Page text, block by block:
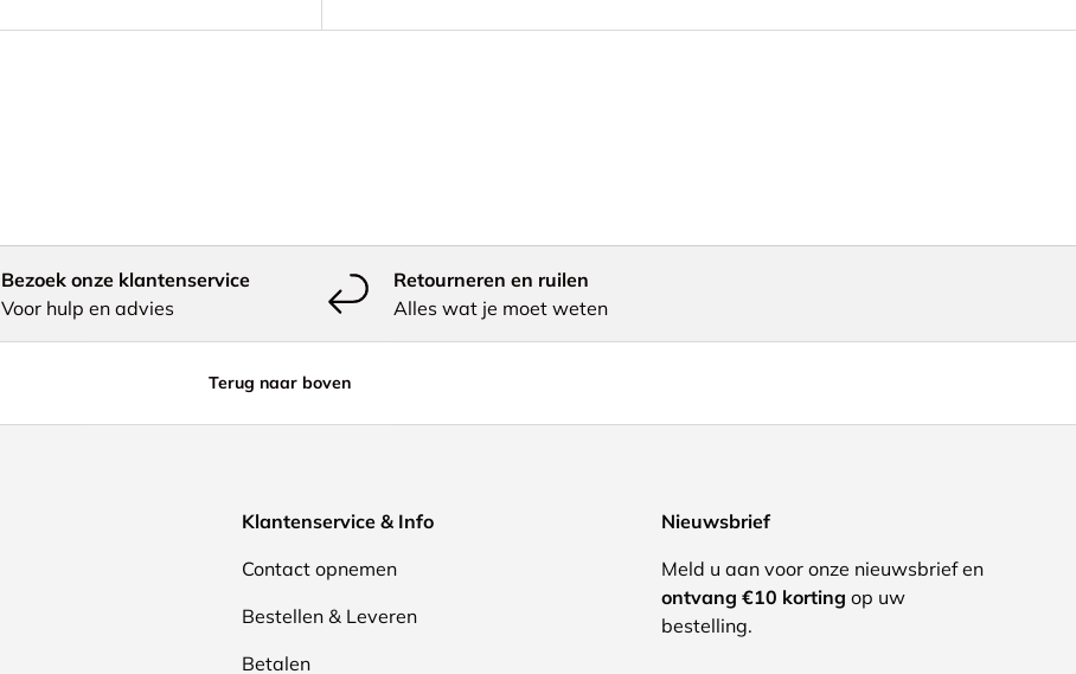
Bezoek onze klantenservice
Voor hulp en advies
Retourneren en ruilen
Alles wat je moet weten
Terug naar boven
Klantenservice & Info
Contact opnemen
Bestellen & Leveren
Betalen
Nieuwsbrief
Meld u aan voor onze nieuwsbrief en
ontvang €10 korting op uw
bestelling.